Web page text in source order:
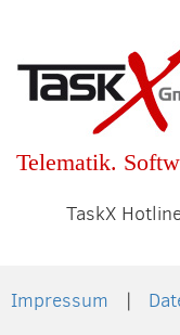
Telematik.
TaskX
Impressum